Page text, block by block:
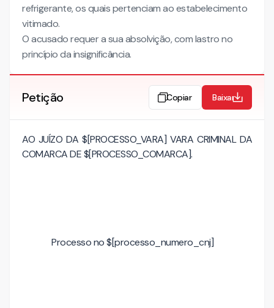
refrigerante, os quais pertenciam ao estabelecimento
vitimado.
O acusado requer a sua absolvição, com lastro no
princípio da insignificância.
Petição Copiar Baixar
AO JUÍZO DA $[PROCESSO_VARA] VARA CRIMINAL DA
COMARCA DE $[PROCESSO_COMARCA].
Processo no $[processo_numero_cnj]